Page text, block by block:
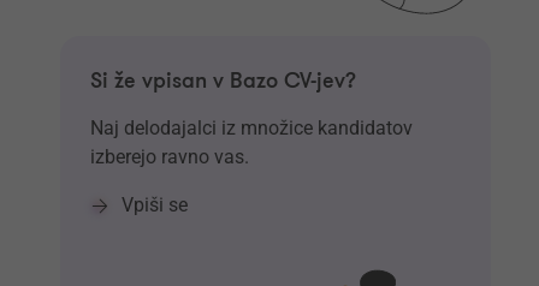
Si že vpisan v Bazo CV-jev?
Naj delodajalci iz množice kandidatov
izberejo ravno vas.
Vpiši se